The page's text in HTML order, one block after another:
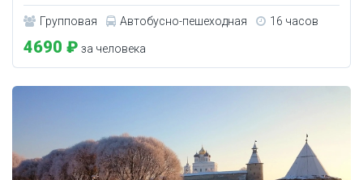
Групповая Автобусно-пешеходная 16 часов
4690 ₽ за человека